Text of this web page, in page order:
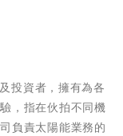
投資者，擁有為各
，指在伙拍不同機
負責太陽能業務的